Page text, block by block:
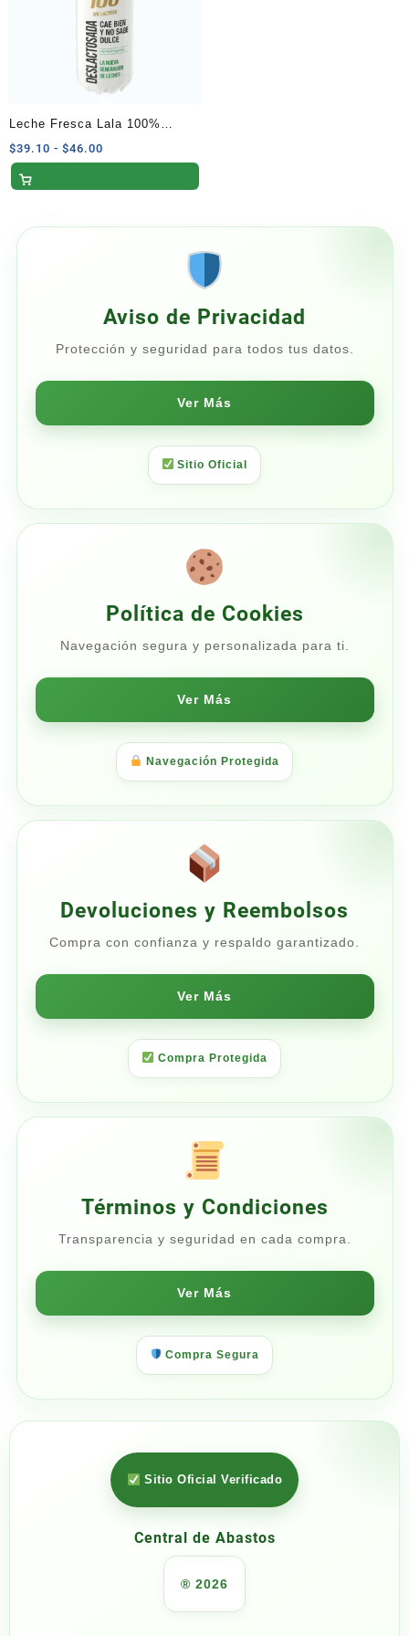
Leche Fresca Lala 100%
Deslactosada Refrigerada 1
Litro
$39.10 - $46.00
de
$39.10
Aviso de Privacidad
Protección y seguridad para todos tus datos.
Ver Más
Sitio Oficial
Política de Cookies
Navegación segura y personalizada para ti.
Ver Más
Navegación Protegida
Devoluciones y Reembolsos
Compra con confianza y respaldo garantizado.
Ver Más
Compra Protegida
Términos y Condiciones
Transparencia y seguridad en cada compra.
Ver Más
Compra Segura
Sitio Oficial Verificado
Central de Abastos
® 2026